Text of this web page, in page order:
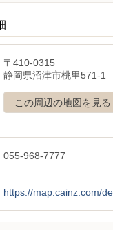
〒410-0315
静岡県沼津市桃里571-1
この周辺の地図を見る
055-968-7777
https://map.cainz.com/